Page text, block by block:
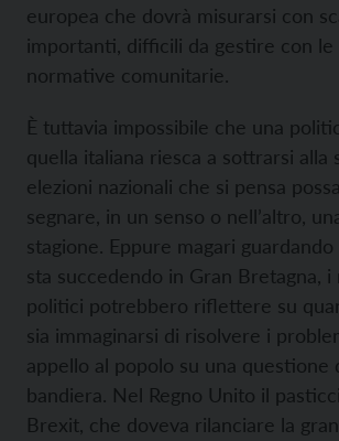
europea che dovrà misurarsi con
importanti, difficili da gestire con le
normative comunitarie.
È tuttavia impossibile che una
quella italiana riesca a sottrarsi alla
elezioni nazionali che si pensa
segnare, in un senso o nell’altro,
stagione. Eppure magari
sta succedendo in Gran Bretagna, i
politici potrebbero riflettere su
sia immaginarsi di risolvere i
appello al popolo su una questione
bandiera. Nel Regno Unito il
Brexit, che doveva rilanciare la